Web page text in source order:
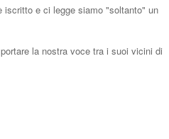
iscritto e ci legge siamo "soltanto" un
la nostra voce tra i suoi vicini di